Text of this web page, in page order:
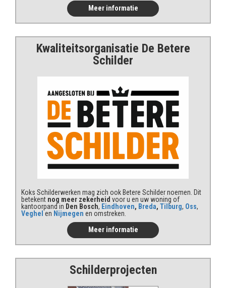
Meer informatie
Kwaliteitsorganisatie De Betere
Schilder
Koks Schilderwerken mag zich ook Betere Schilder noemen. Dit
betekent nog meer zekerheid voor u en uw woning of
kantoorpand in Den Bosch, Eindhoven, Breda, Tilburg, Oss,
Veghel en Nijmegen en omstreken.
Meer informatie
Schilderprojecten